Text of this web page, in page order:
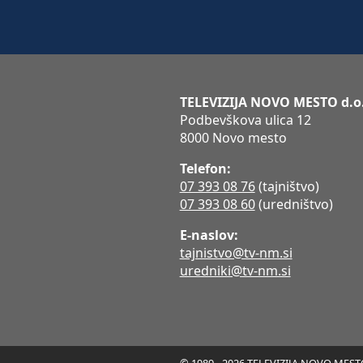
TELEVIZIJA NOVO MESTO
Podbevškova ulica 12
8000 Novo mesto
Telefon:
07 393 08 76(tajništvo)
07 393 08 60(uredništvo)
E-naslov:
tajnistvo@tv-nm.si
uredniki@tv-nm.si